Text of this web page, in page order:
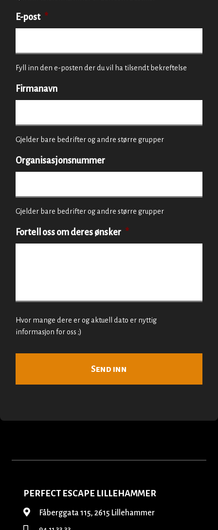
E-post *
Fyll inn den e-posten der du vil ha tilsendt bekreftelse
Firmanavn
Gjelder bare bedrifter og andre større grupper
Organisasjonsnummer
Gjelder bare bedrifter og andre større grupper
Fortell oss om deres ønsker *
Hvor mange dere er og aktuell dato er nyttig
informasjon for oss ;)
PERFECT ESCAPE LILLEHAMMER
Fåberggata 115, 2615 Lillehammer